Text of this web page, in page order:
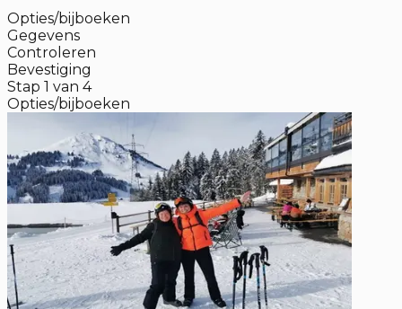
Opties/bijboeken
Gegevens
Controleren
Bevestiging
Stap 1 van 4
Opties/bijboeken